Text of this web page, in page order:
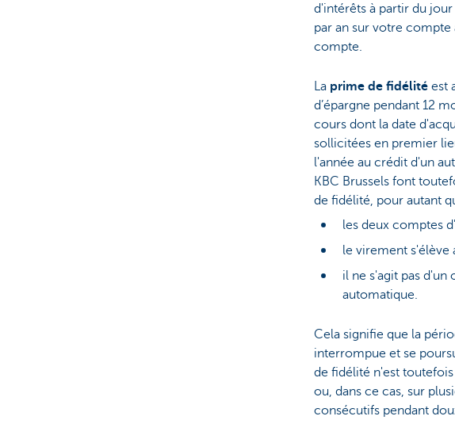
d'intérêts à partir du
par an sur votre compte
compte.
La prime de fidélitéest
d’épargne pendant 12
cours dont la date
sollicitées en premier
l'année au crédit d'un
KBC Brussels font
de fidélité, pour autant
les deux comptes
le virement s'élève
il ne s'agit pas
automatique.
Cela signifie que la
interrompue et se
de fidélité n'est
ou, dans ce cas, sur
consécutifs pendant